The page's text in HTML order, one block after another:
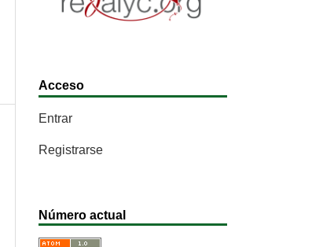
Acceso
Entrar
Registrarse
Número actual